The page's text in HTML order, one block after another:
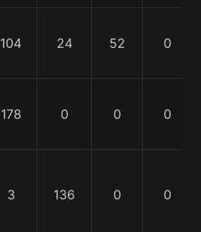
104 24 52 0
178 0 0 0
3 136 0 0